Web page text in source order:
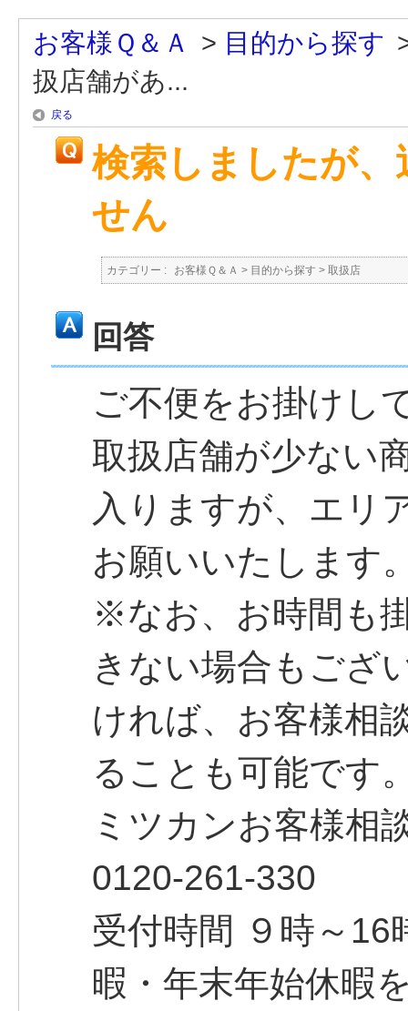
お客様Ｑ＆Ａ > 目的から探す
扱店舗があ...
戻る
検索しましたが
せん
カテゴリー : お客様Ｑ＆Ａ > 目的から探す > 取扱店
回答
ご不便をお掛けし
取扱店舗が少ない
入りますが、エリ
お願いいたします
※なお、お時間も
きない場合もござ
ければ、お客様相
ることも可能です
ミツカンお客様相
0120‐261‐330
受付時間 ９時～16
暇・年末年始休暇